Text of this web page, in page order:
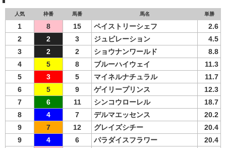
人気 枠番 馬番 馬名 単勝
1 8 15 ペイストリーシェフ
2.6
2
2 3 ジュビレーション
4.5
3
2 2 ショウナンワールド
8.8
4
5 8 ブルーハイウェイ
11.3
5
3 5 マイネルナチュラル
11.7
6
5 9 ゲイリープリンス
12.3
7
6 11 シンコウローレル
18.7
8
4 7 デルマエッセンス
20.2
9
7 12 グレイズシチー
20.4
9
4 6 パラダイスフラワー
20.4